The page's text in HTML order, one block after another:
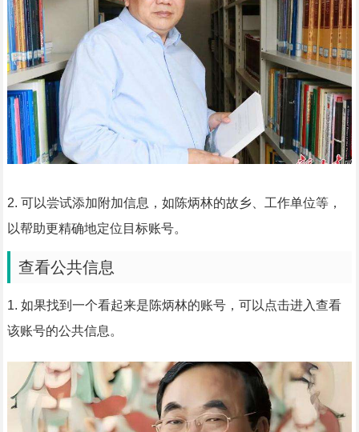
2. 可以尝试添加附加信息，如陈炳林的故乡、工作单位等，
以帮助更精确地定位目标账号。
查看公共信息
1. 如果找到一个看起来是陈炳林的账号，可以点击进入查看
该账号的公共信息。